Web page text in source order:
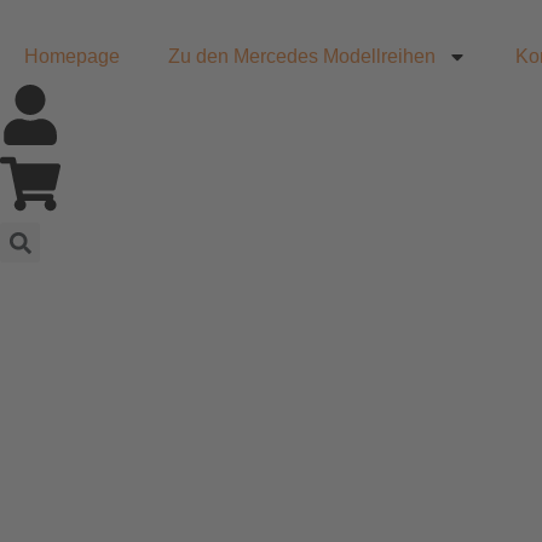
Homepage Zu den Mercedes Modellreihen